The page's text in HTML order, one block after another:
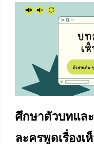
ศึกษาตัวบทแล
ละครพูดเรื่องเ